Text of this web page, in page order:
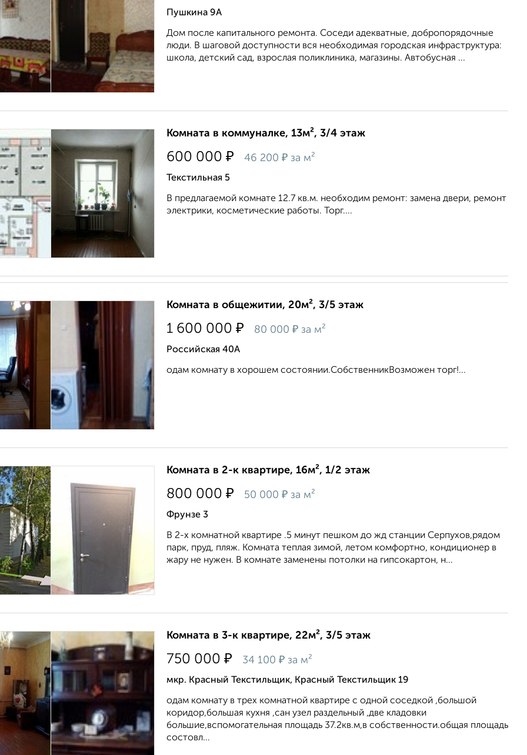
Пушкина 9А
Дом после капитального ремонта. Соседи адекватные, добропорядочные
люди. В шаговой доступности вся необходимая городская инфраструктура:
школа, детский сад, взрослая поликлиника, магазины. Автобусная ...
Комната в коммуналке, 13м², 3/4 этаж
600 000 ₽ 46 200 ₽ за м²
Текстильная 5
В предлагаемой комнате 12.7 кв.м. необходим ремонт: замена двери, ремонт
электрики, косметические работы. Торг....
Комната в общежитии, 20м², 3/5 этаж
1 600 000 ₽ 80 000 ₽ за м²
Российская 40А
одам комнату в хорошем состоянии.СобственникВозможен торг!...
Комната в 2-к квартире, 16м², 1/2 этаж
800 000 ₽ 50 000 ₽ за м²
Фрунзе 3
В 2-х комнатной квартире .5 минут пешком до жд станции Серпухов,рядом
парк, пруд, пляж. Комната теплая зимой, летом комфортно, кондиционер в
жару не нужен. В комнате заменены потолки на гипсокартон, н...
Комната в 3-к квартире, 22м², 3/5 этаж
750 000 ₽ 34 100 ₽ за м²
мкр. Красный Текстильщик, Красный Текстильщик 19
одам комнату в трех комнатной квартире с одной соседкой ,большой
коридор,большая кухня ,сан узел раздельный ,две кладовки
большие,вспомогательная площадь 37.2кв.м,в собственности.общая площадь
состовл...